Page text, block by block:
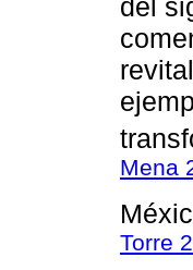
del
Mena
Torre